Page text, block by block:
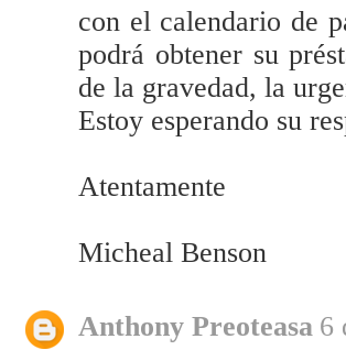
con el calendario de
podrá obtener su
de la gravedad, la
Estoy esperando su
Atentamente
Micheal Benson
Anthony Preoteasa 6